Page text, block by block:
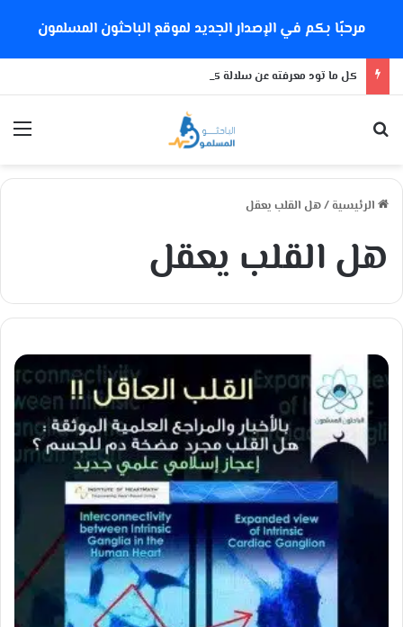
مرحبًا بكم في الإصدار الجديد لموقع الباحثون المسلمون
كل ما تود معرفته عن سلالة كورونا الجديدة
الرئيسية /هل القلب يعقل
هل القلب يعقل